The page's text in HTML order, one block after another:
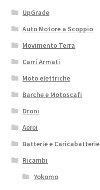
UpGrade
Auto Motore a Scoppio
Movimento Terra
Carri Armati
Moto elettriche
Barche e Motoscafi
Droni
Aerei
Batterie e Caricabatterie
Ricambi
Yokomo